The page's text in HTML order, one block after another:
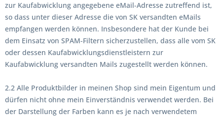
zur Kaufabwicklung angegebene eMail-Adresse zutreffend ist,
so dass unter dieser Adresse die von SK versandten eMails
empfangen werden können. Insbesondere hat der Kunde bei
dem Einsatz von SPAM-Filtern sicherzustellen, dass alle vom SK
oder dessen Kaufabwicklungsdienstleistern zur
Kaufabwicklung versandten Mails zugestellt werden können.
2.2 Alle Produktbilder in meinen Shop sind mein Eigentum und
dürfen nicht ohne mein Einverständnis verwendet werden. Bei
der Darstellung der Farben kann es je nach verwendetem